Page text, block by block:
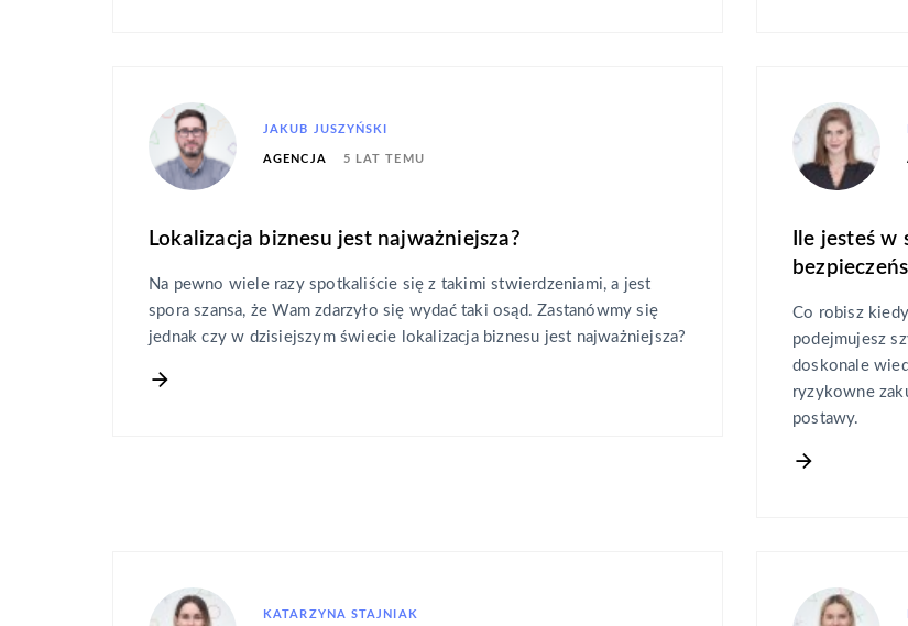
JAKUB JUSZYŃSKI
AGENCJA 5 LAT TEMU
Lokalizacja biznesu jest najważniejsza?
Na pewno wiele razy spotkaliście się z takimi stwierdzeniami, a jest
spora szansa, że Wam zdarzyło się wydać taki osąd. Zastanówmy się
jednak czy w dzisiejszym świecie lokalizacja biznesu jest najważniejsza?
Ile jesteś
Co robisz
podejmujesz
doskonale
ryzykowne
postawy.
KATARZYNA STAJNIAK